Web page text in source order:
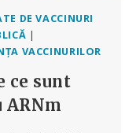
DE VACCINURI
|
VACCINURILOR
ce sunt